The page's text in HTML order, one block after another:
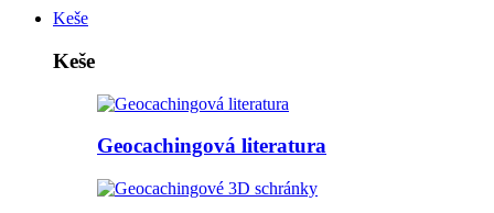
Keše
Keše
Geocachingová literatura